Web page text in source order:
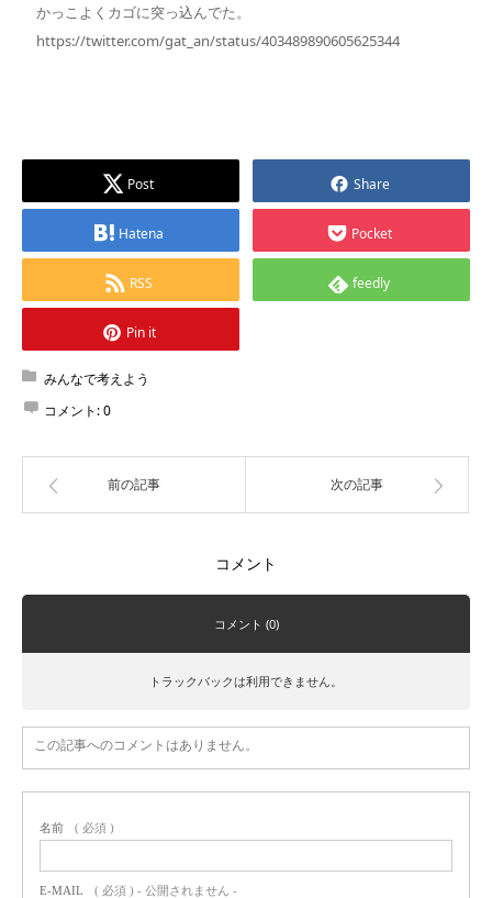
かっこよくカゴに突っ込んでた。
https://twitter.com/gat_an/status/403489890605625344
Post Share
Hatena Pocket
RSS feedly
Pin it
みんなで考えよう
コメント:0
前の記事 次の記事
コメント
コメント (0)
トラックバックは利用できません。
この記事へのコメントはありません。
名前 ( 必須 )
E-MAIL ( 必須 ) - 公開されません -